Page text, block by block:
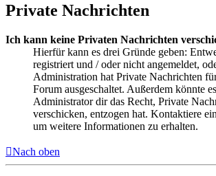
Private Nachrichten
Ich kann keine Privaten Nachrichten
Hierfür kann es drei Gründe geben:
registriert und / oder nicht angemeldet,
Administration hat Private Nachrichten
Forum ausgeschaltet. Außerdem könnte
Administrator dir das Recht, Private
verschicken, entzogen hat. Kontaktiere
um weitere Informationen zu erhalten.
Nach oben